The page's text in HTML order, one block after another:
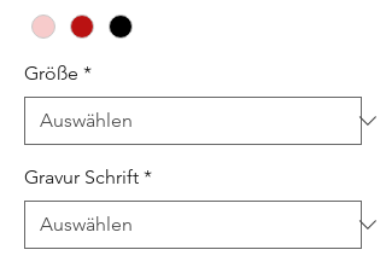
Größe *
Gravur Schrift *